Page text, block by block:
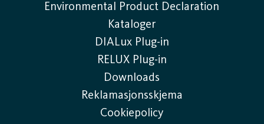
Environmental Product Declaration
Kataloger
DIALux Plug-in
RELUX Plug-in
Downloads
Reklamasjonsskjema
Cookiepolicy